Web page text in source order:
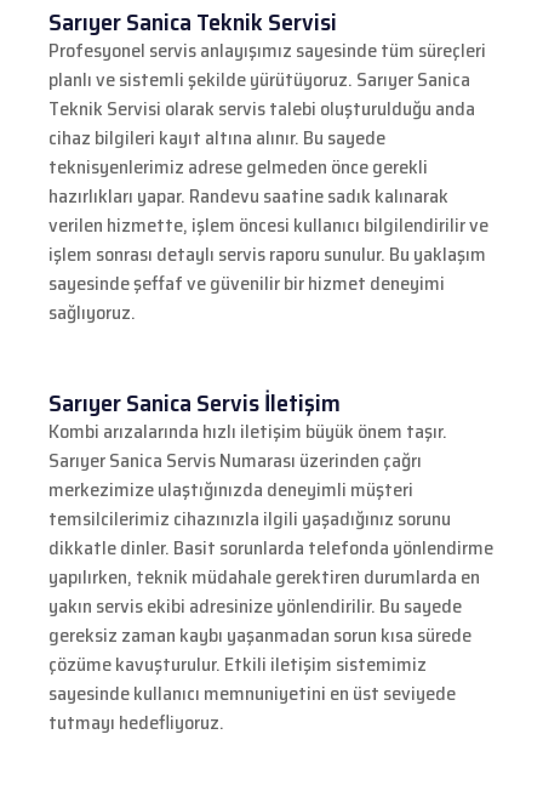
Sarıyer Sanica Teknik Servisi
Profesyonel servis anlayışımız sayesinde tüm süreçleri
planlı ve sistemli şekilde yürütüyoruz. Sarıyer Sanica
Teknik Servisi olarak servis talebi oluşturulduğu anda
cihaz bilgileri kayıt altına alınır. Bu sayede
teknisyenlerimiz adrese gelmeden önce gerekli
hazırlıkları yapar. Randevu saatine sadık kalınarak
verilen hizmette, işlem öncesi kullanıcı bilgilendirilir ve
işlem sonrası detaylı servis raporu sunulur. Bu yaklaşım
sayesinde şeffaf ve güvenilir bir hizmet deneyimi
sağlıyoruz.
Sarıyer Sanica Servis İletişim
Kombi arızalarında hızlı iletişim büyük önem taşır.
Sarıyer Sanica Servis Numarası üzerinden çağrı
merkezimize ulaştığınızda deneyimli müşteri
temsilcilerimiz cihazınızla ilgili yaşadığınız sorunu
dikkatle dinler. Basit sorunlarda telefonda yönlendirme
yapılırken, teknik müdahale gerektiren durumlarda en
yakın servis ekibi adresinize yönlendirilir. Bu sayede
gereksiz zaman kaybı yaşanmadan sorun kısa sürede
çözüme kavuşturulur. Etkili iletişim sistemimiz
sayesinde kullanıcı memnuniyetini en üst seviyede
tutmayı hedefliyoruz.